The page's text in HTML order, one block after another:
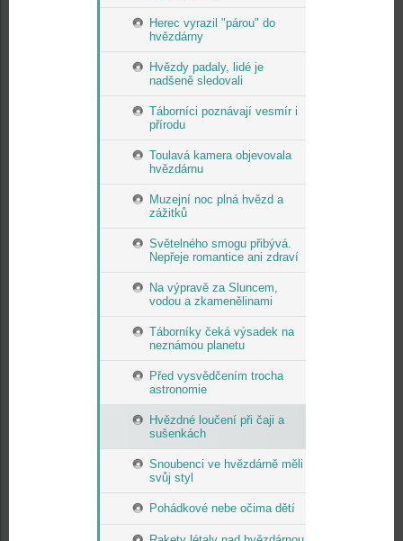
Herec vyrazil "párou" do
hvězdárny
Hvězdy padaly, lidé je
nadšeně sledovali
Táborníci poznávají vesmír i
přírodu
Toulavá kamera objevovala
hvězdárnu
Muzejní noc plná hvězd a
zážitků
Světelného smogu přibývá.
Nepřeje romantice ani zdraví
Na výpravě za Sluncem,
vodou a zkamenělinami
Táborníky čeká výsadek na
neznámou planetu
Před vysvědčením trocha
astronomie
Hvězdné loučení při čaji a
sušenkách
Snoubenci ve hvězdárně měli
svůj styl
Pohádkové nebe očima dětí